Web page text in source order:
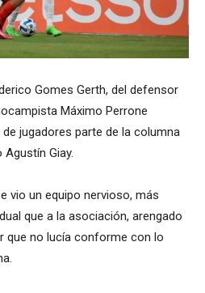
Gomes Gerth, del defensor
Máximo Perrone
jugadores parte de la columna
Giay.
vio un equipo nervioso, más
que a la asociación, arengado
que no lucía conforme con lo